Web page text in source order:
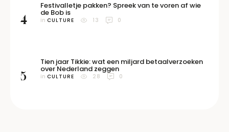
4
Festivalletje pakken? Spreek van te voren af wie
de Bob is
in CULTURE 13 0
5
Tien jaar Tikkie: wat een miljard betaalverzoeken
over Nederland zeggen
in CULTURE 28 0